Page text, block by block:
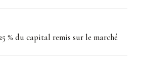
% du capital remis sur le marché